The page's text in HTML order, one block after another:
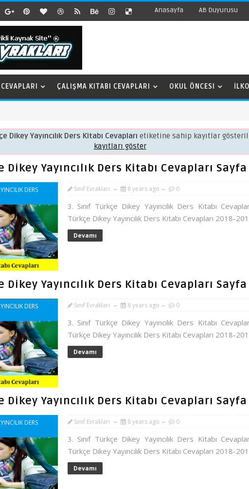
Anasayfa AB Duyurusu
ÇALIŞMA KITABI CEVAPLARI OKUL ÖNCESI
Dikey Yayıncılık Ders Kitabı Cevapları etiketine sahip kayıtlar
kayıtları göster
Dikey Yayıncılık Ders Kitabı Cevapları Sayfa
DERS
Sınıf Evrakları 8 years ago 0
3. Sınıf Türkçe Dikey Yayıncılık Ders Kitabı
Türkçe Dikey Yayıncılık Ders Kitabı Cevapları 2018-
Devamı
Dikey Yayıncılık Ders Kitabı Cevapları Sayfa
DERS
Sınıf Evrakları 8 years ago 0
3. Sınıf Türkçe Dikey Yayıncılık Ders Kitabı
Türkçe Dikey Yayıncılık Ders Kitabı Cevapları 2018-
Devamı
Dikey Yayıncılık Ders Kitabı Cevapları Sayfa
DERS
Sınıf Evrakları 8 years ago 0
3. Sınıf Türkçe Dikey Yayıncılık Ders Kitabı
Türkçe Dikey Yayıncılık Ders Kitabı Cevapları 2018-
Devamı